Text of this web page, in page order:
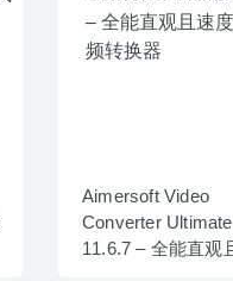
Aimersoft Video
Converter Ultimate
11.6.7 – 全能直观